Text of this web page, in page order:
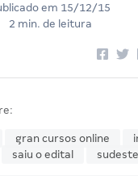
em 15/12/15
2 min. de leitura
gran cursos online
saiu o edital sudeste